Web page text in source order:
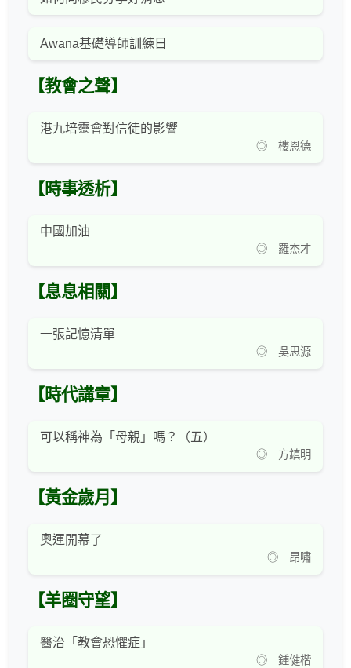
Awana基礎導師訓練日
【教會之聲】
港九培靈會對信徒的影響
◎ 樓恩德
【時事透析】
中國加油
◎ 羅杰才
【息息相關】
一張記憶清單
◎ 吳思源
【時代講章】
可以稱神為「母親」嗎？（五）
◎ 方鎮明
【黃金歲月】
奧運開幕了
◎ 昂嘯
【羊圈守望】
醫治「教會恐懼症」
◎ 鍾健楷